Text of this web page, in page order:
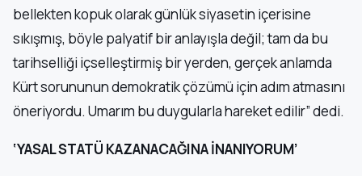
bellekten kopuk olarak günlük siyasetin içerisine
sıkışmış, böyle palyatif bir anlayışla değil; tam da bu
tarihselliği içselleştirmiş bir yerden, gerçek anlamda
Kürt sorununun demokratik çözümü için adım atmasını
öneriyordu. Umarım bu duygularla hareket edilir” dedi.
‘YASAL STATÜ KAZANACAĞINA İNANIYORUM’